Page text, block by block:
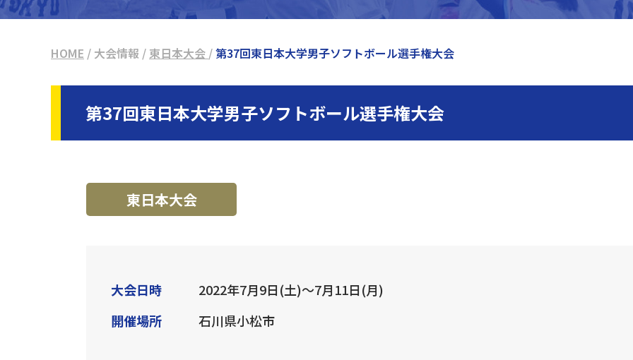
HOME / 大会情報 / 東日本大会 /第37回東日本大学男子ソフトボール選手権大会
第37回東日本大学男子ソフトボール選手権大会
東日本大会
大会日時
2022年7月9日(土)〜7月11日(月)
開催場所
石川県小松市